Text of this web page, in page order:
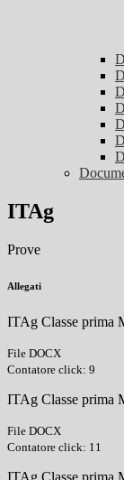
ITAg
Prove
Allegati
ITAg Classe prima
File DOCX
Contatore click: 9
ITAg Classe prima
File DOCX
Contatore click: 11
ITAg Classe prima